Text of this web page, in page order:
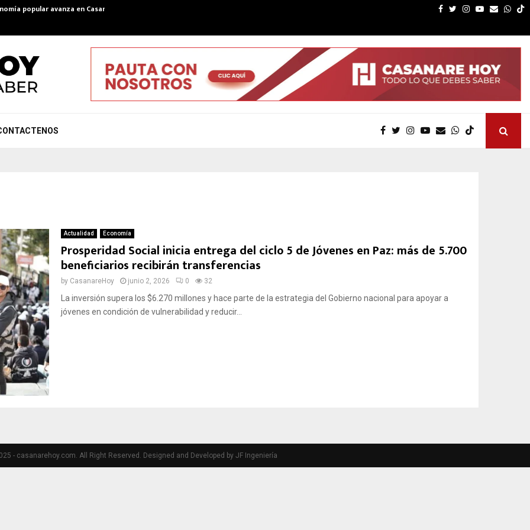
popular avanza en Casanare y suma asociaciones… Facebook
Twitter
Instagram
Youtube
Email
Actualidad Economía
Prosperidad Social inicia entrega del ciclo 5 de Jóvenes en Paz: más de 5.700
beneficiarios recibirán transferencias
by CasanareHoy junio 2, 2026 0 32
La inversión supera los $6.270 millones y hace parte de la estrategia del Gobierno nacional para apoyar a
jóvenes en condición de vulnerabilidad y reducir...
- casanarehoy.com. All Right Reserved. Designed and Developed by JF Ingeniería